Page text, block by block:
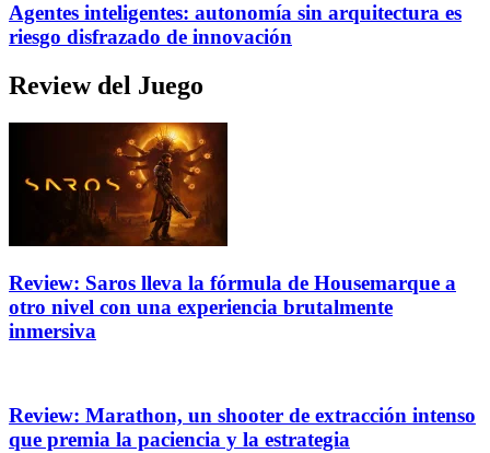
Agentes inteligentes: autonomía sin arquitectura es
riesgo disfrazado de innovación
Review del Juego
Review: Saros lleva la fórmula de Housemarque a
otro nivel con una experiencia brutalmente
inmersiva
Review: Marathon, un shooter de extracción intenso
que premia la paciencia y la estrategia